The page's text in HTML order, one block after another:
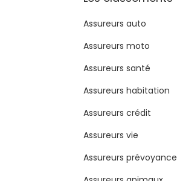
Assureurs auto
Assureurs moto
Assureurs santé
Assureurs habitation
Assureurs crédit
Assureurs vie
Assureurs prévoyance